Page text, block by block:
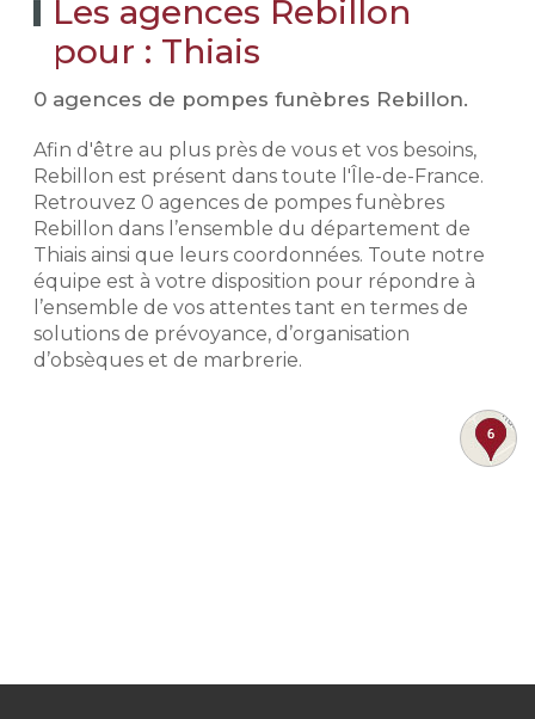
Les agences Rebillon
pour : Thiais
0 agences de pompes funèbres Rebillon.
Afin d'être au plus près de vous et vos besoins,
Rebillon est présent dans toute l'Île-de-France.
Retrouvez 0 agences de pompes funèbres
Rebillon dans l’ensemble du département de
Thiais ainsi que leurs coordonnées. Toute notre
équipe est à votre disposition pour répondre à
l’ensemble de vos attentes tant en termes de
solutions de prévoyance, d’organisation
d’obsèques et de marbrerie.